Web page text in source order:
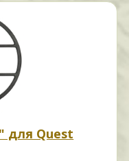
для Quest